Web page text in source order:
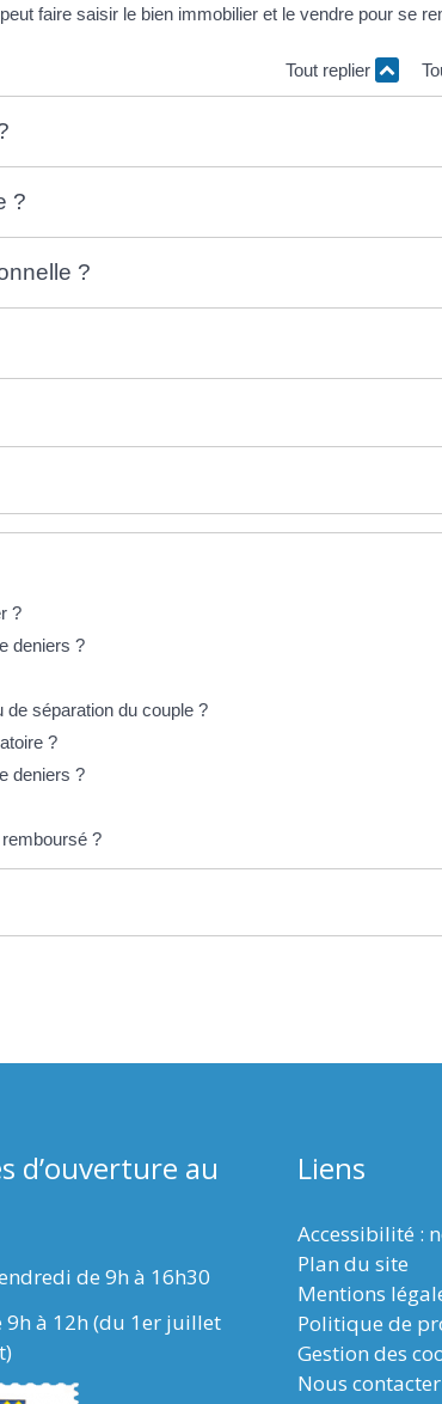
faire saisir le bien immobilier et le vendre pour se
Tout replier
?
?
?
deniers ?
séparation du couple ?
?
deniers ?
?
d’ouverture au
de 9h à 16h30
9h à 12h (du 1er juillet
Liens
Accessibilité :
Plan du site
Mentions
Politique de
Gestion des
Nous contacter